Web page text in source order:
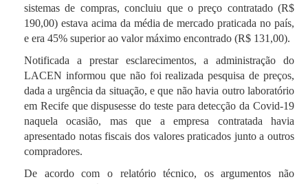
sistemas de compras, concluiu que o preço contratado (R$
190,00) estava acima da média de mercado praticada no país,
e era 45% superior ao valor máximo encontrado (R$ 131,00).
Notificada a prestar esclarecimentos, a administração do
LACEN informou que não foi realizada pesquisa de preços,
dada a urgência da situação, e que não havia outro laboratório
em Recife que dispusesse do teste para detecção da Covid-19
naquela ocasião, mas que a empresa contratada havia
apresentado notas fiscais dos valores praticados junto a outros
compradores.
De acordo com o relatório técnico, os argumentos não